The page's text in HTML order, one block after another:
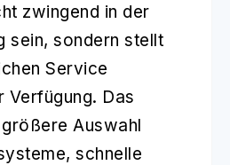
zwingend in der
sein, sondern stellt
Service
Verfügung. Das
Auswahl
schnelle